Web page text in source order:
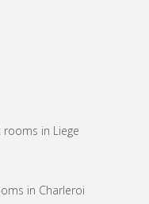
rooms in Liege
in Charleroi